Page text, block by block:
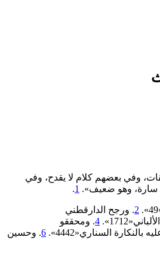
وفي بعضهم كلام لا يقدح، وفي
سارة، وهو ضعيف». 1
.
2. ورجح الدارقطني
4. ومحققو
بالنكارة السناري«4442». 6. وحسين